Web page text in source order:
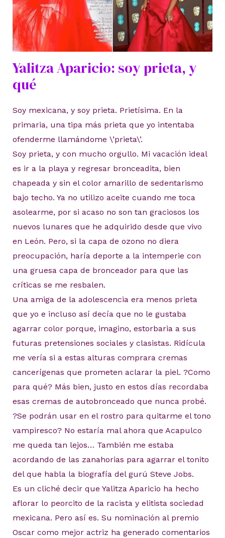
Yalitza Aparicio: soy prieta, y
qué
Soy mexicana, y soy prieta. Prietísima. En la
primaria, una tipa más prieta que yo intentaba
ofenderme llamándome \’prieta\’.
Soy prieta, y con mucho orgullo. Mi vacación ideal
es ir a la playa y regresar bronceadita, bien
chapeada y sin el color amarillo de sedentarismo
bajo techo. Ya no utilizo aceite cuando me toca
asolearme, por si acaso no son tan graciosos los
nuevos lunares que he adquirido desde que vivo
en León. Pero, si la capa de ozono no diera
preocupación, haría deporte a la intemperie con
una gruesa capa de bronceador para que las
críticas se me resbalen.
Una amiga de la adolescencia era menos prieta
que yo e incluso así decía que no le gustaba
agarrar color porque, imagino, estorbaria a sus
futuras pretensiones sociales y clasistas. Ridícula
me vería si a estas alturas comprara cremas
cancerígenas que prometen aclarar la piel. ?Como
para qué? Más bien, justo en estos días recordaba
esas cremas de autobronceado que nunca probé.
?Se podrán usar en el rostro para quitarme el tono
vampiresco? No estaría mal ahora que Acapulco
me queda tan lejos… También me estaba
acordando de las zanahorias para agarrar el tonito
del que habla la biografía del gurú Steve Jobs.
Es un cliché decir que Yalitza Aparicio ha hecho
aflorar lo peorcito de la racista y elitista sociedad
mexicana. Pero así es. Su nominación al premio
Oscar como mejor actriz ha generado comentarios